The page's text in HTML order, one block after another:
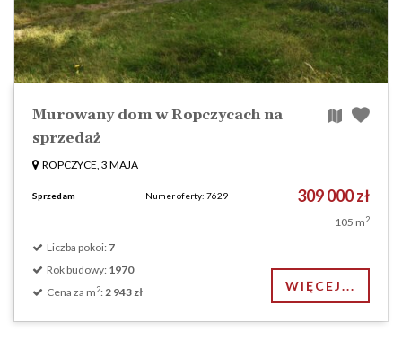
Murowany dom w Ropczycach na
sprzedaż
ROPCZYCE, 3 MAJA
Sprzedam Numer oferty: 7629 309 000 zł
105 m2
Liczba pokoi: 7
Rok budowy: 1970
Cena za m2:2 943 zł WIĘCEJ...